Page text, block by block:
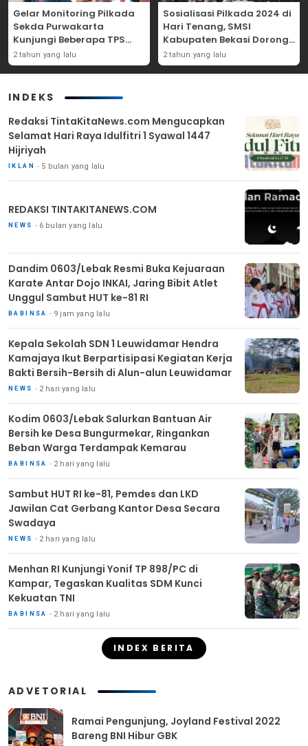
Gelar Monitoring Pilkada
Sekda Purwakarta
Kunjungi Beberapa TPS
Yang Ada Di Purwakarta
2 tahun yang lalu
Sosialisasi Pilkada 2024 di
Hari Tenang, SMSI
Kabupaten Bekasi Dorong
Angka Partisipasi
Masyarakat
2 tahun yang lalu
INDEKS
Redaksi TintaKitaNews.com Mengucapkan
Selamat Hari Raya Idulfitri 1 Syawal 1447
Hijriyah
IKLAN 5 bulan yang lalu
REDAKSI TINTAKITANEWS.COM
NEWS 6 bulan yang lalu
Dandim 0603/Lebak Resmi Buka Kejuaraan
Karate Antar Dojo INKAI, Jaring Bibit Atlet
Unggul Sambut HUT ke-81 RI
BABINSA 9 jam yang lalu
Kepala Sekolah SDN 1 Leuwidamar Hendra
Kamajaya Ikut Berpartisipasi Kegiatan Kerja
Bakti Bersih-Bersih di Alun-alun Leuwidamar
NEWS 2 hari yang lalu
Kodim 0603/Lebak Salurkan Bantuan Air
Bersih ke Desa Bungurmekar, Ringankan
Beban Warga Terdampak Kemarau
BABINSA 2 hari yang lalu
Sambut HUT RI ke-81, Pemdes dan LKD
Jawilan Cat Gerbang Kantor Desa Secara
Swadaya
NEWS 2 hari yang lalu
Menhan RI Kunjungi Yonif TP 898/PC di
Kampar, Tegaskan Kualitas SDM Kunci
Kekuatan TNI
BABINSA 2 hari yang lalu
INDEX BERITA
ADVETORIAL
Ramai Pengunjung, Joyland Festival 2022
Bareng BNI Hibur GBK